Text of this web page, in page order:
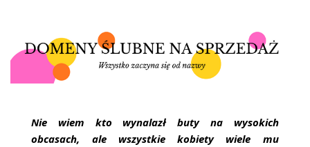
WASZE ŚLUBY
BRI GROUP
Nie wiem kto wynalazł buty na wysokich
obcasach, ale wszystkie kobiety wiele mu